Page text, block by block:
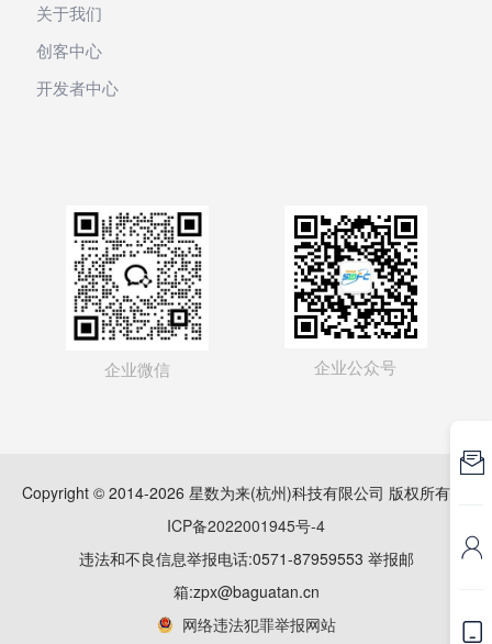
关于我们
创客中心
开发者中心
企业微信 企业公众号
Copyright © 2014-2026 星数为来(杭州)科技有限公司 版权所有
ICP备2022001945号-4
违法和不良信息举报电话:0571-87959553 举报邮
箱:zpx@baguatan.cn
网络违法犯罪举报网站


